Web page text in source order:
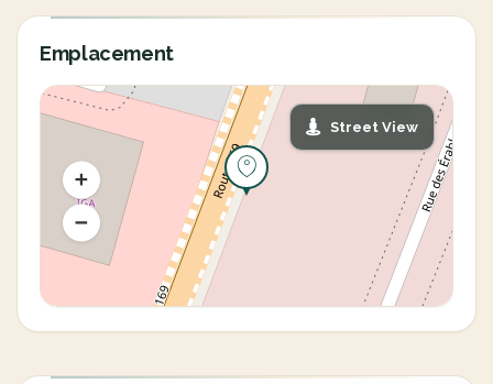
Emplacement
Street View